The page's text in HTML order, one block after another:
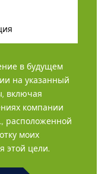
в будущем
на указанный
включая
компании
расположенной
моих
этой цели.